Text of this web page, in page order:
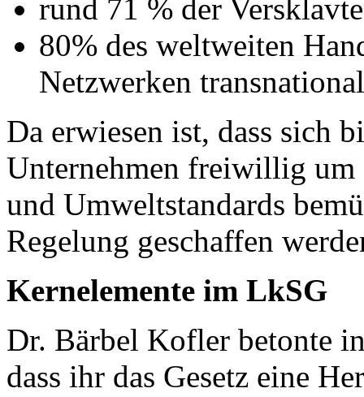
rund 71 % der
80% des weltweiten
Netzwerken
Da erwiesen ist, dass sich
Unternehmen freiwillig um
und Umweltstandards
Regelung geschaffen
Kernelemente im LkSG
Dr. Bärbel Kofler betonte
dass ihr das Gesetz eine